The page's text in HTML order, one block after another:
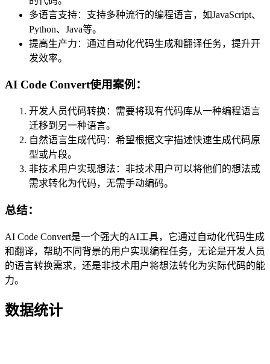
多语言支持：支持多种流行的编程语言，如JavaScript、
Python、Java等。
提高生产力：通过自动化代码生成和翻译任务，提升开
发效率。
AI Code Convert使用案例：
开发人员代码转换：需要将现有代码库从一种编程语言
迁移到另一种语言。
自然语言生成代码：希望根据文字描述快速生成代码原
型或片段。
非技术用户实现想法：非技术用户可以将他们的想法或
需求转化为代码，无需手动编码。
总结：
AI Code Convert是一个强大的AI工具，它通过自动化代码生成
和翻译，帮助不同背景的用户实现编程任务，无论是开发人员
的语言转换需求，还是非技术用户将想法转化为实际代码的能
力。
数据统计